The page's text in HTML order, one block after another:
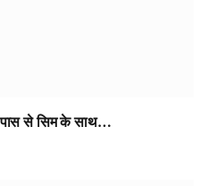
से सिम के साथ…